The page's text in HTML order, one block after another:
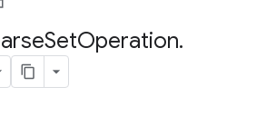
SetOperation.